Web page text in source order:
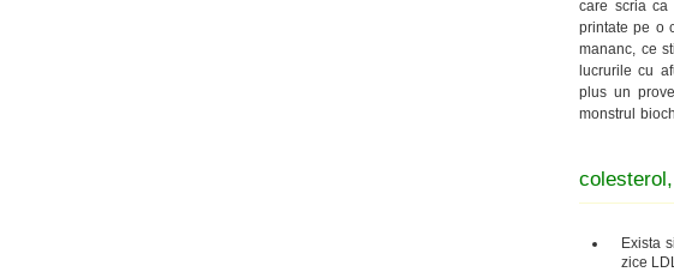
care scria ca
printate pe o
mananc, ce
lucrurile cu
plus un
monstrul
Exista
zice